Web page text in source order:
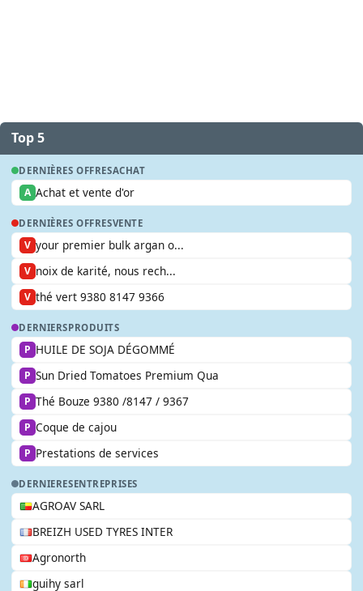
Top 5
DERNIÈRES OFFRESACHAT
A Achat et vente d'or
DERNIÈRES OFFRESVENTE
V your premier bulk argan o...
V noix de karité, nous rech...
V thé vert 9380 8147 9366
DERNIERSPRODUITS
P HUILE DE SOJA DÉGOMMÉ
P Sun Dried Tomatoes Premium Qua
P Thé Bouze 9380 /8147 / 9367
P Coque de cajou
P Prestations de services
DERNIERESENTREPRISES
AGROAV SARL
BREIZH USED TYRES INTER
Agronorth
guihy sarl